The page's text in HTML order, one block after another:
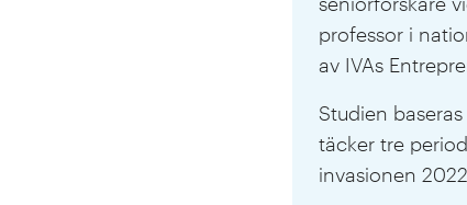
professor i
av IVAs
Studien
täcker tre
invasionen